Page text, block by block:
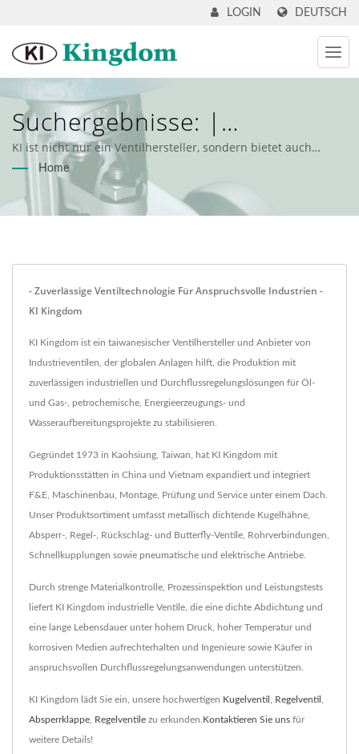
DEUTSCH
LOGIN
Suchergebnisse: |
Industrieventile &
Ingenieurdienstleistungen -
KI Kingdom
KI ist nicht nur ein Ventilhersteller, sondern bietet auch
umfassende Ventillösungen für Kunden an.
Home
- Zuverlässige Ventiltechnologie Für Anspruchsvolle Industrien -
KI Kingdom
KI Kingdom ist ein taiwanesischer Ventilhersteller und Anbieter von
Industrieventilen, der globalen Anlagen hilft, die Produktion mit
zuverlässigen industriellen und Durchflussregelungslösungen für Öl-
und Gas-, petrochemische, Energieerzeugungs- und
Wasseraufbereitungsprojekte zu stabilisieren.
Gegründet 1973 in Kaohsiung, Taiwan, hat KI Kingdom mit
Produktionsstätten in China und Vietnam expandiert und integriert
F&E, Maschinenbau, Montage, Prüfung und Service unter einem Dach.
Unser Produktsortiment umfasst metallisch dichtende Kugelhähne,
Absperr-, Regel-, Rückschlag- und Butterfly-Ventile, Rohrverbindungen,
Schnellkupplungen sowie pneumatische und elektrische Antriebe.
Durch strenge Materialkontrolle, Prozessinspektion und Leistungstests
liefert KI Kingdom industrielle Ventile, die eine dichte Abdichtung und
eine lange Lebensdauer unter hohem Druck, hoher Temperatur und
korrosiven Medien aufrechterhalten und Ingenieure sowie Käufer in
anspruchsvollen Durchflussregelungsanwendungen unterstützen.
KI Kingdom lädt Sie ein, unsere hochwertigen Kugelventil Regelventil
Absperrklappe Regelventile zu erkunden. Kontaktieren Sie uns für
weitere Details!